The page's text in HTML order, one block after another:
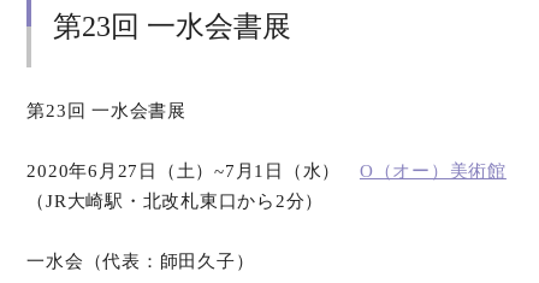
第23回 一水会書展
第23回 一水会書展
2020年6月27日（土）~7月1日（水） O（オー）美術館
（JR大崎駅・北改札東口から2分）
一水会（代表：師田久子）
関連書道展
オンラインショップ
お問い合わせ